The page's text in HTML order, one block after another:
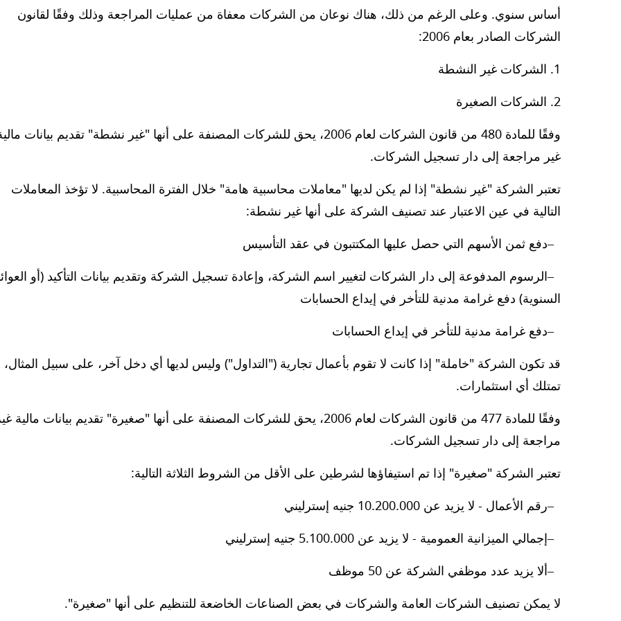
أساس سنوي. وعلى الرغم من ذلك، هناك نوعان من الشركات معفاة من عمليات المراجعة وذلك وفقًا لقانون
الشركات الصادر بعام 2006:
الشركات غير النشطة
الشركات الصغيرة
وفقًا للمادة 480 من قانون الشركات لعام 2006، يحق للشركات المصنفة على أنها "غير نشطة" تقديم بيانات
غير مراجعة إلى دار تسجيل الشركات.
تعتبر الشركة "غير نشطة" إذا لم يكن لديها "معاملات محاسبية هامة" خلال الفترة المحاسبية. لا تؤخذ المعاملات
التالية في عين الاعتبار عند تصنيف الشركة على أنها غير نشطة:
دفع ثمن الأسهم التي حصل عليها المكتتبون في عقد التأسيس
الرسوم المدفوعة إلى دار الشركات لتغيير اسم الشركة، وإعادة تسجيل الشركة وتقديم بيانات التأكيد (أو
السنوية) دفع غرامة مدنية للتأخر في إيداع الحسابات
دفع غرامة مدنية للتأخر في إيداع الحسابات
قد تكون الشركة "خاملة" إذا كانت لا تقوم بأعمال تجارية ("التداول") وليس لديها أي دخل آخر، على سبيل المثال،
تمتلك أي استثمارات.
وفقًا للمادة 477 من قانون الشركات لعام 2006، يحق للشركات المصنفة على أنها "صغيرة" تقديم بيانات مالية
مراجعة إلى دار تسجيل الشركات.
تعتبر الشركة "صغيرة" إذا تم استيفاؤها لشرطين على الأقل من الشروط الثلاثة التالية:
رقم الأعمال - لا يزيد عن 10.200.000 جنيه إسترليني
إجمالي الميزانية العمومية - لا يزيد عن 5.100.000 جنيه إسترليني
ألا يزيد عدد موظفي الشركة عن 50 موظف
لا يمكن تصنيف الشركات العامة والشركات في بعض الصناعات الخاضعة للتنظيم على أنها "صغيرة".